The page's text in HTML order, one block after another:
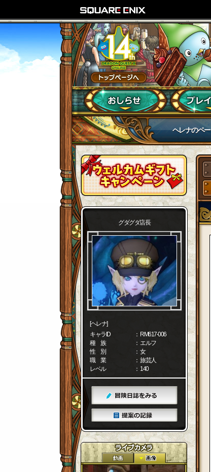
ヘレナのペ
グダグダ店長
[ヘレナ]
キャラID
： RM617-006
種 族
： エルフ
性 別
： 女
職 業
： 旅芸人
レベル
： 140